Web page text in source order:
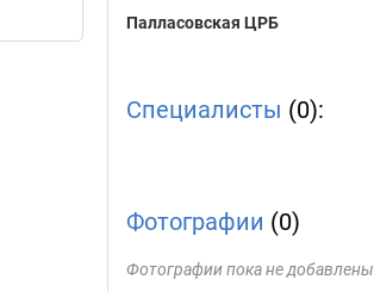
Палласовская ЦРБ
Специалисты (0):
Фотографии (0)
Фотографии пока не добавлены